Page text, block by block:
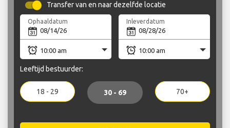
Transfer van en naar dezelfde locatie
Ophaaldatum Inleverdatum
Leeftijd bestuurder:
18 - 29 30 - 69 70+